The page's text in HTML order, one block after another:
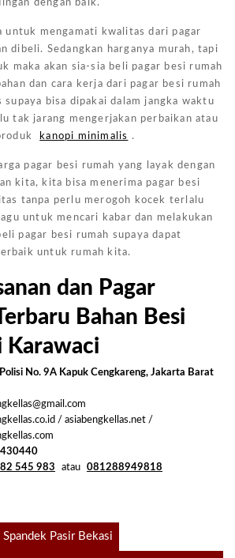
dengan baik.
untuk mengamati kwalitas dari pagar
dibeli. Sedangkan harganya murah, tapi
maka akan sia-sia beli pagar besi rumah
dan cara kerja dari pagar besi rumah
bisa dipakai dalam jangka waktu
tak jarang mengerjakan perbaikan atau
kanopi minimalis .
pagar besi rumah yang layak dengan
kita, kita bisa menerima pagar besi
tanpa perlu merogoh kocek terlalu
untuk mencari kabar dan melakukan
pagar besi rumah supaya dapat
untuk rumah kita.
dan Pagar
Bahan Besi
Karawaci
No. 9A Kapuk Cengkareng, Jakarta Barat
/ asiabengkellas.net /
545 983 atau 081288949818
Pasir Bekasi